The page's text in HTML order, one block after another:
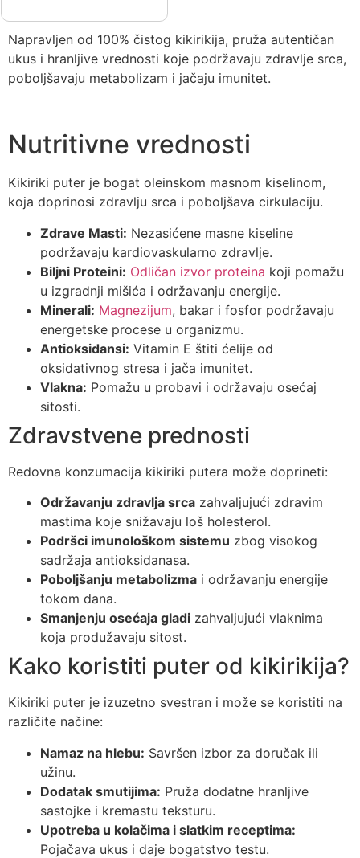
Napravljen od 100% čistog kikirikija, pruža autentičan
ukus i hranljive vrednosti koje podržavaju zdravlje srca,
poboljšavaju metabolizam i jačaju imunitet.
Nutritivne vrednosti
Kikiriki puter je bogat oleinskom masnom kiselinom,
koja doprinosi zdravlju srca i poboljšava cirkulaciju.
Zdrave Masti: Nezasićene masne kiseline
podržavaju kardiovaskularno zdravlje.
Biljni Proteini: Odličan izvor proteina koji pomažu
u izgradnji mišića i održavanju energije.
Minerali: Magnezijum, bakar i fosfor podržavaju
energetske procese u organizmu.
Antioksidansi: Vitamin E štiti ćelije od
oksidativnog stresa i jača imunitet.
Vlakna: Pomažu u probavi i održavaju osećaj
sitosti.
Zdravstvene prednosti
Redovna konzumacija kikiriki putera može doprineti:
Održavanju zdravlja srca zahvaljujući zdravim
mastima koje snižavaju loš holesterol.
Podršci imunološkom sistemu zbog visokog
sadržaja antioksidanasa.
Poboljšanju metabolizma i održavanju energije
tokom dana.
Smanjenju osećaja gladi zahvaljujući vlaknima
koja produžavaju sitost.
Kako koristiti puter od kikirikija?
Kikiriki puter je izuzetno svestran i može se koristiti na
različite načine:
Namaz na hlebu: Savršen izbor za doručak ili
užinu.
Dodatak smutijima: Pruža dodatne hranljive
sastojke i kremastu teksturu.
Upotreba u kolačima i slatkim receptima:
Pojačava ukus i daje bogatstvo testu.